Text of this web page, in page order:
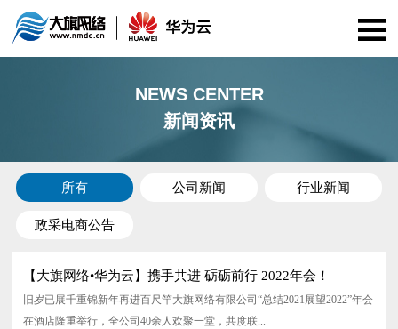
公司介绍
资质证书
华为云
NEWS CENTER
新闻资讯
所有 公司新闻 行业新闻
政采电商公告
【大旗网络•华为云】携手共进 砺砺前行 2022年会！
旧岁已展千重锦新年再进百尺竿大旗网络有限公司“总结2021展望2022”年会
在酒店隆重举行，全公司40余人欢聚一堂，共度联...